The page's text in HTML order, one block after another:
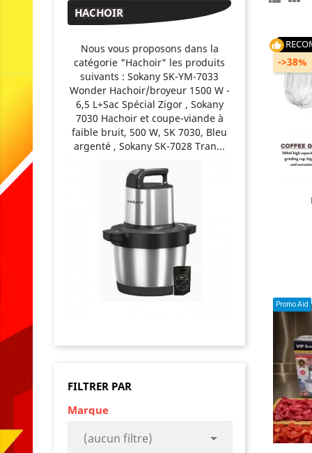
HACHOIR
Nous vous proposons dans la
catégorie "Hachoir" les produits
suivants : Sokany SK-YM-7033
Wonder Hachoir/broyeur 1500 W -
6,5 L+Sac Spécial Zigor , Sokany
7030 Hachoir et coupe-viande à
faible bruit, 500 W, SK 7030, Bleu
argenté , Sokany SK-7028 Tran...
FILTRER PAR
Marque
(aucun filtre) 
thumb_up
->38%
Promo Aid
Contient
Capacité